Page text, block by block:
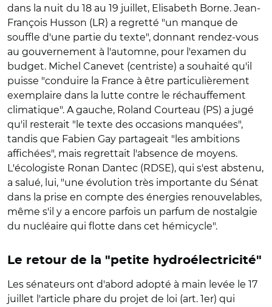
dans la nuit du 18 au 19 juillet, Elisabeth Borne. Jean-
François Husson (LR) a regretté "un manque de
souffle d'une partie du texte", donnant rendez-vous
au gouvernement à l'automne, pour l'examen du
budget. Michel Canevet (centriste) a souhaité qu'il
puisse "conduire la France à être particulièrement
exemplaire dans la lutte contre le réchauffement
climatique". A gauche, Roland Courteau (PS) a jugé
qu'il resterait "le texte des occasions manquées",
tandis que Fabien Gay partageait "les ambitions
affichées", mais regrettait l'absence de moyens.
L'écologiste Ronan Dantec (RDSE), qui s'est abstenu,
a salué, lui, "une évolution très importante du Sénat
dans la prise en compte des énergies renouvelables,
même s'il y a encore parfois un parfum de nostalgie
du nucléaire qui flotte dans cet hémicycle".
Le retour de la "petite hydroélectricité"
Les sénateurs ont d'abord adopté à main levée le 17
juillet l'article phare du projet de loi (art. 1er) qui